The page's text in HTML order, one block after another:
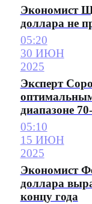
Экономист
доллара не
05:20
30 ИЮН
2025
Эксперт
диапазоне
05:10
15 ИЮН
2025
Экономист
доллара
концу года